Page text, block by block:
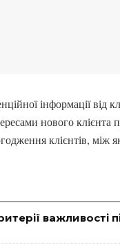
інформації від
нового
клієнтів, між
важливості